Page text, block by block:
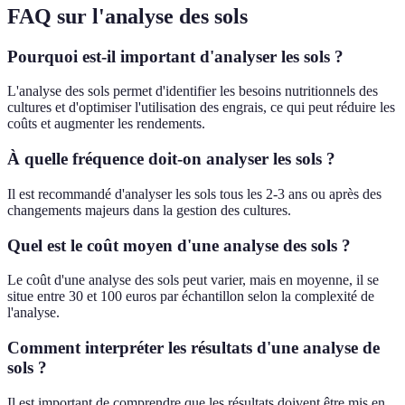
FAQ sur l'analyse des sols
Pourquoi est-il important d'analyser les sols ?
L'analyse des sols permet d'identifier les besoins nutritionnels des
cultures et d'optimiser l'utilisation des engrais, ce qui peut réduire les
coûts et augmenter les rendements.
À quelle fréquence doit-on analyser les sols ?
Il est recommandé d'analyser les sols tous les 2-3 ans ou après des
changements majeurs dans la gestion des cultures.
Quel est le coût moyen d'une analyse des sols ?
Le coût d'une analyse des sols peut varier, mais en moyenne, il se
situe entre 30 et 100 euros par échantillon selon la complexité de
l'analyse.
Comment interpréter les résultats d'une analyse de
sols ?